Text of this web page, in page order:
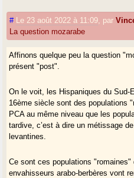
# Le 23 août 2022 à 11:09 par
La question mozarabe
Affinons quelque peu la question
présent "post".
On le voit, les Hispaniques du
16ème siècle sont des populations
PCA au même niveau que les
tardive, c’est à dire un métissage
levantines.
Ce sont ces populations "romaines"
envahisseurs arabo-berbères vont